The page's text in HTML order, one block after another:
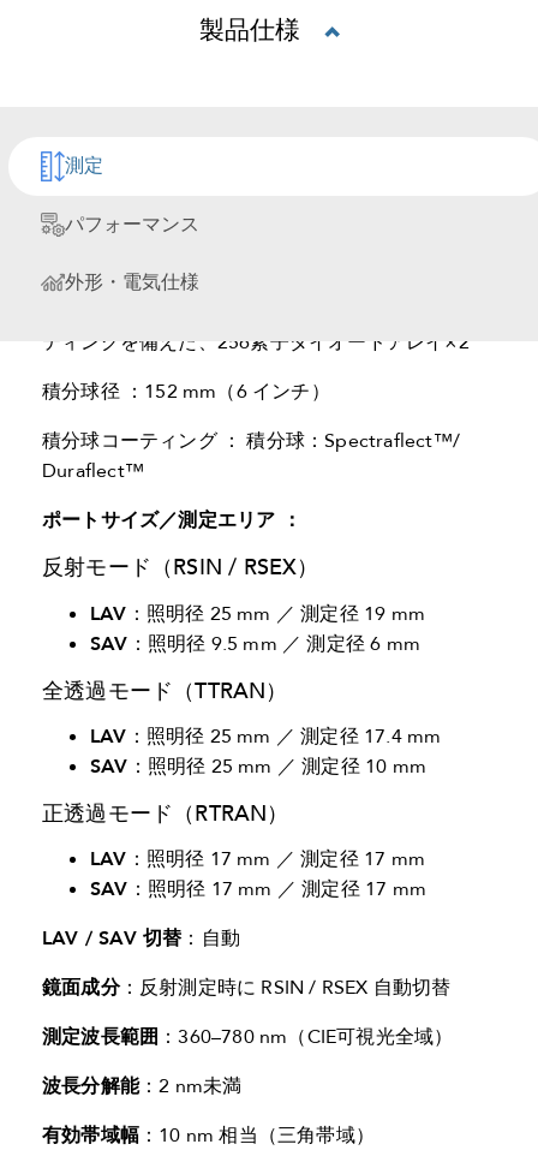
製品仕様
測定
パフォーマンス
外形・電気仕様
測定原理：デュアルビーム
色計
測定ジオメトリ ： 拡散 d/8° 反射、d/8° 全透過、
ティングを備えた、256素子ダイオードアレイ×2
積分球径 ：152 mm（6 インチ）
積分球コーティング ： 積分球：Spectraflect™/
Duraflect™
ポートサイズ／測定エリア ：
反射モード（RSIN / RSEX）
LAV ：照明径 25 mm ／ 測定径 19 mm
SAV ：照明径 9.5 mm ／ 測定径 6 mm
全透過モード（TTRAN）
LAV ：照明径 25 mm ／ 測定径 17.4 mm
SAV ：照明径 25 mm ／ 測定径 10 mm
正透過モード（RTRAN）
LAV ：照明径 17 mm ／ 測定径 17 mm
SAV ：照明径 17 mm ／ 測定径 17 mm
LAV / SAV 切替 ：自動
鏡面成分：反射測定時に RSIN / RSEX 自動切替
測定波長範囲 ：360–780 nm（CIE可視光全域）
波長分解能：2 nm未満
有効帯域幅 ：10 nm 相当（三角帯域）